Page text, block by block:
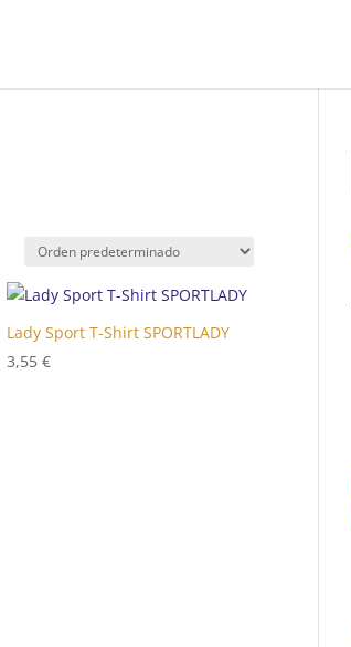
Lady Sport T-Shirt SPORTLADY
3,55 €